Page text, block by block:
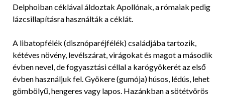
Delphoiban céklával áldoztak Apollónak, a rómaiak pedig
lázcsillapításra használták a céklát.
A libatopfélék (disznóparéjfélék) családjába tartozik,
kétéves növény, levélszárat, virágokat és magot a második
évben nevel, de fogyasztási céllal a karógyökerét az első
évben használjuk fel. Gyökere (gumója) húsos, lédús, lehet
gömbölyű, hengeres vagy lapos. Hazánkban a sötétvörös